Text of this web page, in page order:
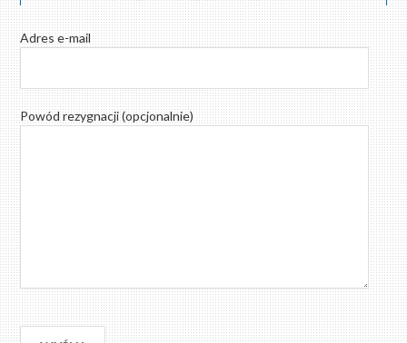
Adres e-mail
Powód rezygnacji (opcjonalnie)